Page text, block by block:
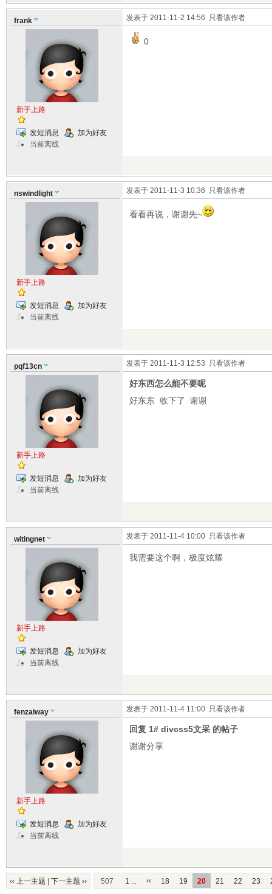
frank
新手上路
发短消息
加为好友
当前离线
发表于 2011-11-2 14:56 只看该作者
0
nswindlight
新手上路
发短消息
加为好友
当前离线
发表于 2011-11-3 10:36 只看该作者
看看再说，谢谢先~
pqf13cn
新手上路
发短消息
加为好友
当前离线
发表于 2011-11-3 12:53 只看该作者
好东西怎么能不要呢
好东东 收下了 谢谢
witingnet
新手上路
发短消息
加为好友
当前离线
发表于 2011-11-4 10:00 只看该作者
我需要这个啊，极度炫耀
fenzaiway
新手上路
发短消息
加为好友
当前离线
发表于 2011-11-4 11:00 只看该作者
回复 1# divcss5文采 的帖子
谢谢分享
‹‹ 上一主题 下一主题 ›› 507 1 ... ‹‹ 18 19 20 21 22 23